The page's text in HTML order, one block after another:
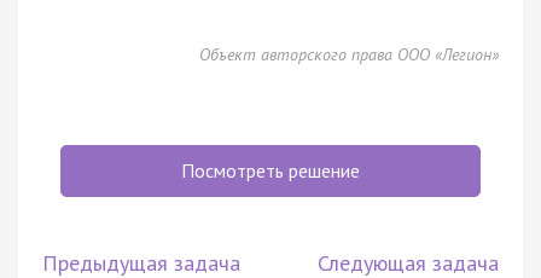
Объект авторского права ООО «Легион»
Посмотреть решение
Предыдущая задача Следующая задача